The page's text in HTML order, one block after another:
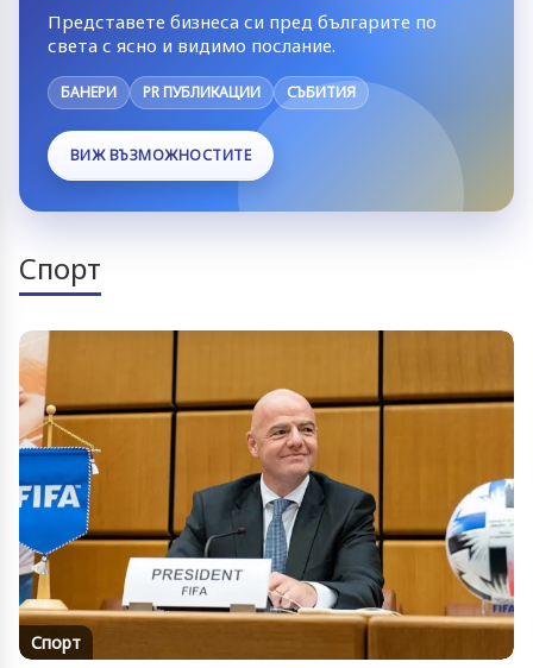
Представете бизнеса си пред българите по
света с ясно и видимо послание.
БАНЕРИ PR ПУБЛИКАЦИИ СЪБИТИЯ
ВИЖ ВЪЗМОЖНОСТИТЕ
Спорт
Спорт